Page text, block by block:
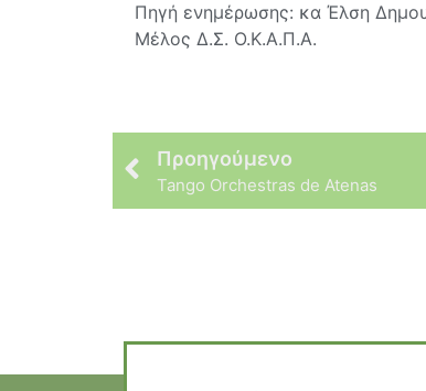
Πηγή ενημέρωσης: κα Έλση
Μέλος Δ.Σ. Ο.Κ.Α.Π.Α.
Προηγούμενο
Tango Orchestras de Atenas